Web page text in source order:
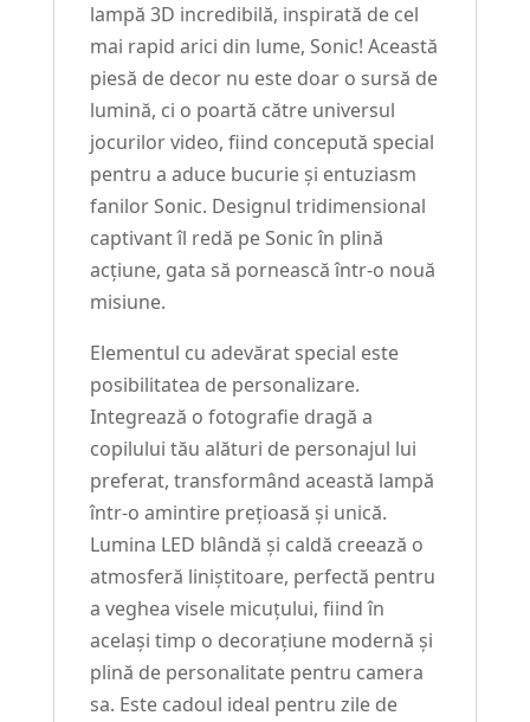
lampă 3D incredibilă, inspirată de cel
mai rapid arici din lume, Sonic! Această
piesă de decor nu este doar o sursă de
lumină, ci o poartă către universul
jocurilor video, fiind concepută special
pentru a aduce bucurie și entuziasm
fanilor Sonic. Designul tridimensional
captivant îl redă pe Sonic în plină
acțiune, gata să pornească într-o nouă
misiune.
Elementul cu adevărat special este
posibilitatea de personalizare.
Integrează o fotografie dragă a
copilului tău alături de personajul lui
preferat, transformând această lampă
într-o amintire prețioasă și unică.
Lumina LED blândă și caldă creează o
atmosferă liniștitoare, perfectă pentru
a veghea visele micuțului, fiind în
același timp o decorațiune modernă și
plină de personalitate pentru camera
sa. Este cadoul ideal pentru zile de